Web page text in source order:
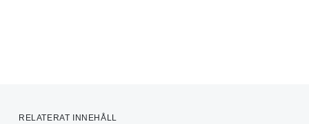
RELATERAT INNEHÅLL